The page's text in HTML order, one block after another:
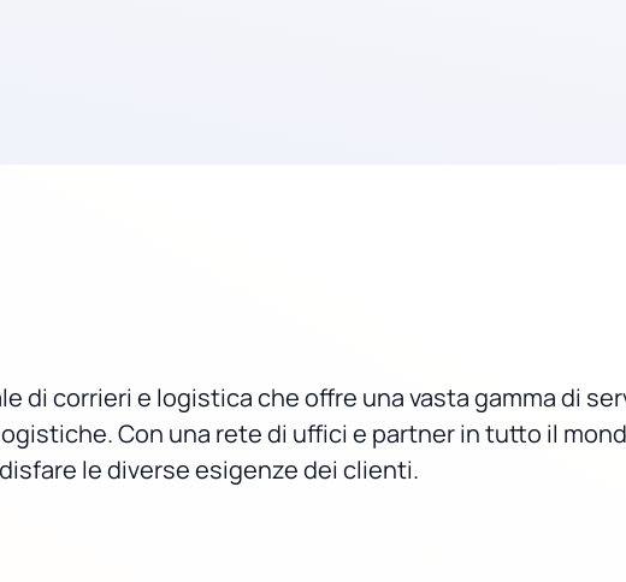
di corrieri e logistica che offre una vasta gamma di
Con una rete di uffici e partner in tutto il
le diverse esigenze dei clienti.